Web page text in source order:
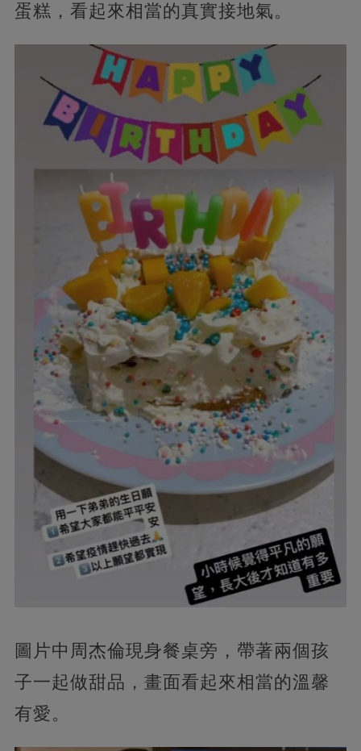
蛋糕，看起來相當的真實接地氣。
圖片中周杰倫現身餐桌旁，帶著兩個孩
子一起做甜品，畫面看起來相當的溫馨
有愛。